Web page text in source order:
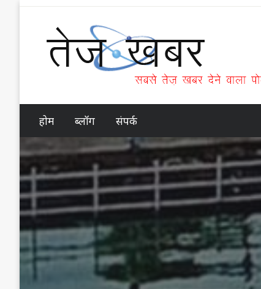
Tez Khabar
होम ब्लॉग संपर्क